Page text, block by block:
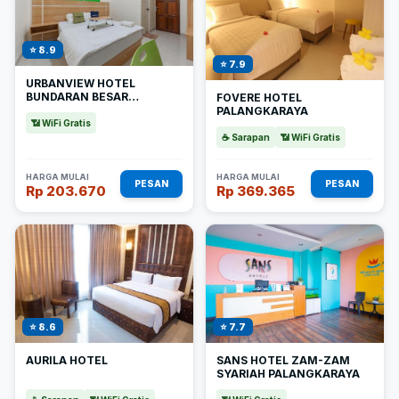
⭐ 8.9
URBANVIEW HOTEL
BUNDARAN BESAR
REDDOORZ
📶 WiFi Gratis
HARGA MULAI
Rp 203.670 PESAN
⭐ 7.9
FOVERE HOTEL
PALANGKARAYA
☕ Sarapan 📶 WiFi Gratis
HARGA MULAI
Rp 369.365 PESAN
⭐ 8.6
AURILA HOTEL
⭐ 7.7
SANS HOTEL ZAM-ZAM
SYARIAH PALANGKARAYA